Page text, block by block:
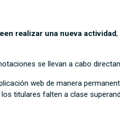
realizar una nueva actividad,
se llevan a cabo
web de manera
titulares falten a clase